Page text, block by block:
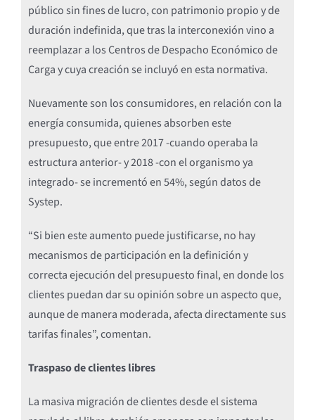
público sin fines de lucro, con patrimonio propio y de
duración indefinida, que tras la interconexión vino a
reemplazar a los Centros de Despacho Económico de
Carga y cuya creación se incluyó en esta normativa.
Nuevamente son los consumidores, en relación con la
energía consumida, quienes absorben este
presupuesto, que entre 2017 -cuando operaba la
estructura anterior- y 2018 -con el organismo ya
integrado- se incrementó en 54%, según datos de
Systep.
“Si bien este aumento puede justificarse, no hay
mecanismos de participación en la definición y
correcta ejecución del presupuesto final, en donde los
clientes puedan dar su opinión sobre un aspecto que,
aunque de manera moderada, afecta directamente sus
tarifas finales”, comentan.
Traspaso de clientes libres
La masiva migración de clientes desde el sistema